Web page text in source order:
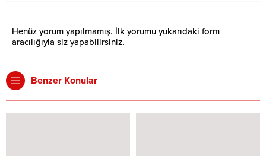
Henüz yorum yapılmamış. İlk yorumu yukarıdaki form
aracılığıyla siz yapabilirsiniz.
Benzer Konular